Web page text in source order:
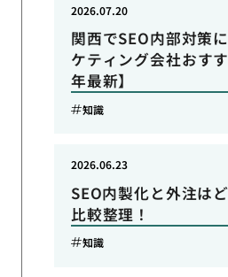
関西でSEO内部対策
ケティング会社おす
年最新】
2026.07.20
知識
SEO内製化と外注は
比較整理！
2026.06.23
知識